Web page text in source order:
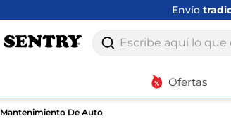
Envío
Escribe aquí lo que
Ofertas
Mantenimiento De Auto